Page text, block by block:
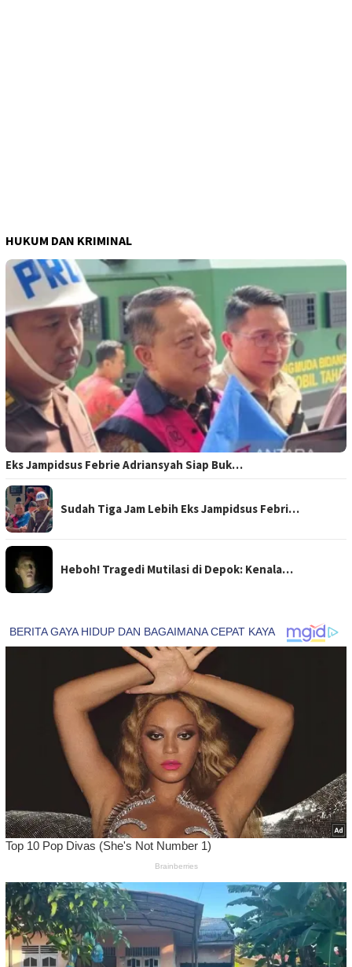
HUKUM DAN KRIMINAL
Eks Jampidsus Febrie Adriansyah Siap Buk…
Sudah Tiga Jam Lebih Eks Jampidsus Febri…
Heboh! Tragedi Mutilasi di Depok: Kenala…